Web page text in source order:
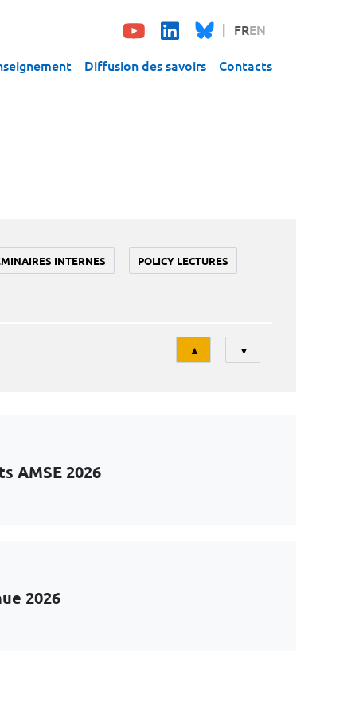
FREN
Diffusion des savoirs Contacts
INTERNES POLICY LECTURES
Tri
▲ ▼
AMSE 2026
2026